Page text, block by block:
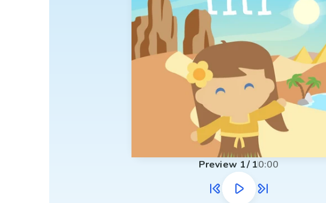
Preview 1/ 10:00